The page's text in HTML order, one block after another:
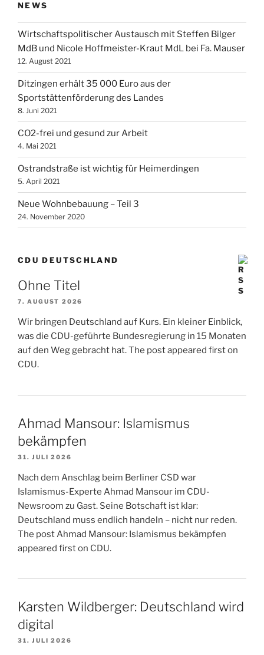
NEWS
Wirtschaftspolitischer Austausch mit Steffen Bilger
MdB und Nicole Hoffmeister-Kraut MdL bei Fa. Mauser
12. August 2021
Ditzingen erhält 35 000 Euro aus der
Sportstättenförderung des Landes
8. Juni 2021
CO2-frei und gesund zur Arbeit
4. Mai 2021
Ostrandstraße ist wichtig für Heimerdingen
5. April 2021
Neue Wohnbebauung – Teil 3
24. November 2020
CDU DEUTSCHLAND
Ohne Titel
7. AUGUST 2026
Wir bringen Deutschland auf Kurs. Ein kleiner Einblick,
was die CDU-geführte Bundesregierung in 15 Monaten
auf den Weg gebracht hat. The post appeared first on
CDU.
Ahmad Mansour: Islamismus
bekämpfen
31. JULI 2026
Nach dem Anschlag beim Berliner CSD war
Islamismus-Experte Ahmad Mansour im CDU-
Newsroom zu Gast. Seine Botschaft ist klar:
Deutschland muss endlich handeln – nicht nur reden.
The post Ahmad Mansour: Islamismus bekämpfen
appeared first on CDU.
Karsten Wildberger: Deutschland wird
digital
31. JULI 2026